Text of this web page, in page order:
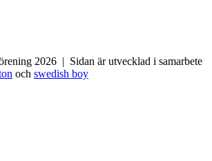
2026 | Sidan är utvecklad i samarbete
och swedish boy